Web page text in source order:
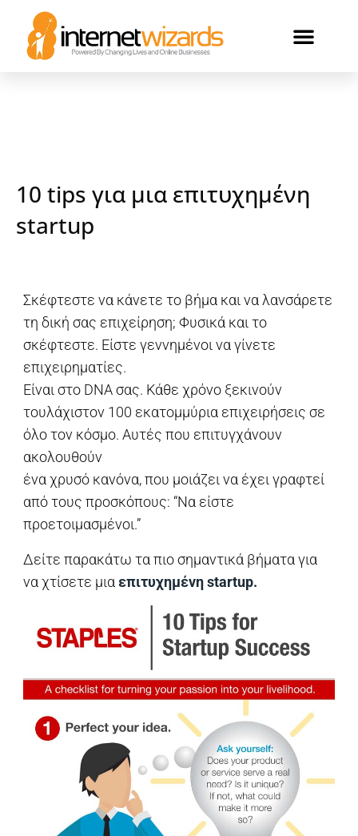
10 tips για μια επιτυχημένη
startup
Σκέφτεστε να κάνετε το βήμα και να λανσάρετε
τη δική σας επιχείρηση; Φυσικά και το
σκέφτεστε. Είστε γεννημένοι να γίνετε
επιχειρηματίες.
Είναι στο DNA σας. Κάθε χρόνο ξεκινούν
τουλάχιστον 100 εκατομμύρια επιχειρήσεις σε
όλο τον κόσμο. Αυτές που επιτυγχάνουν
ακολουθούν
ένα χρυσό κανόνα, που μοιάζει να έχει γραφτεί
από τους προσκόπους: “Να είστε
προετοιμασμένοι.”
Δείτε παρακάτω τα πιο σημαντικά βήματα για
να χτίσετε μια επιτυχημένη startup.